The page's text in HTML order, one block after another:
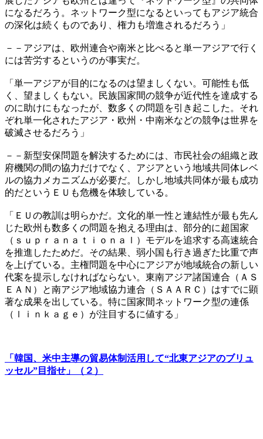
になるだろう。ネットワーク型になるといってもアジア統合
の深化は続くものであり、権力も増進されるだろう」
－－アジアは、欧州連合や南米と比べると単一アジアで行く
には苦労するというのが事実だ。
「単一アジアが目的になるのは望ましくない。可能性も低
く、望ましくもない。民族国家間の競争が近代性を達成する
のに助けにもなったが、数多くの問題を引き起こした。それ
ぞれ単一化されたアジア・欧州・中南米などの競争は世界を
破滅させるだろう」
－－新型安保問題を解決するためには、市民社会の組織と政
府機関の間の協力だけでなく、アジアという地域共同体レベ
ルの協力メカニズムが必要だ。しかし地域共同体が最も成功
的だというＥＵも危機を体験している。
「ＥＵの教訓は明らかだ。文化的単一性と連結性が最も先ん
じた欧州も数多くの問題を抱える理由は、部分的に超国家
（ｓｕｐｒａｎａｔｉｏｎａｌ）モデルを追求する高速統合
を推進したためだ。その結果、弱小国も行き過ぎた比重で声
を上げている。主権問題を中心にアジアが地域統合の新しい
代案を提示しなければならない。東南アジア諸国連合（ＡＳ
ＥＡＮ）と南アジア地域協力連合（ＳＡＡＲＣ）はすでに顕
著な成果を出している。特に国家間ネットワーク型の連係
（ｌｉｎｋａｇｅ）が注目するに値する」
「韓国、米中主導の貿易体制活用して“北東アジアのブリュ
ッセル”目指せ」（２）